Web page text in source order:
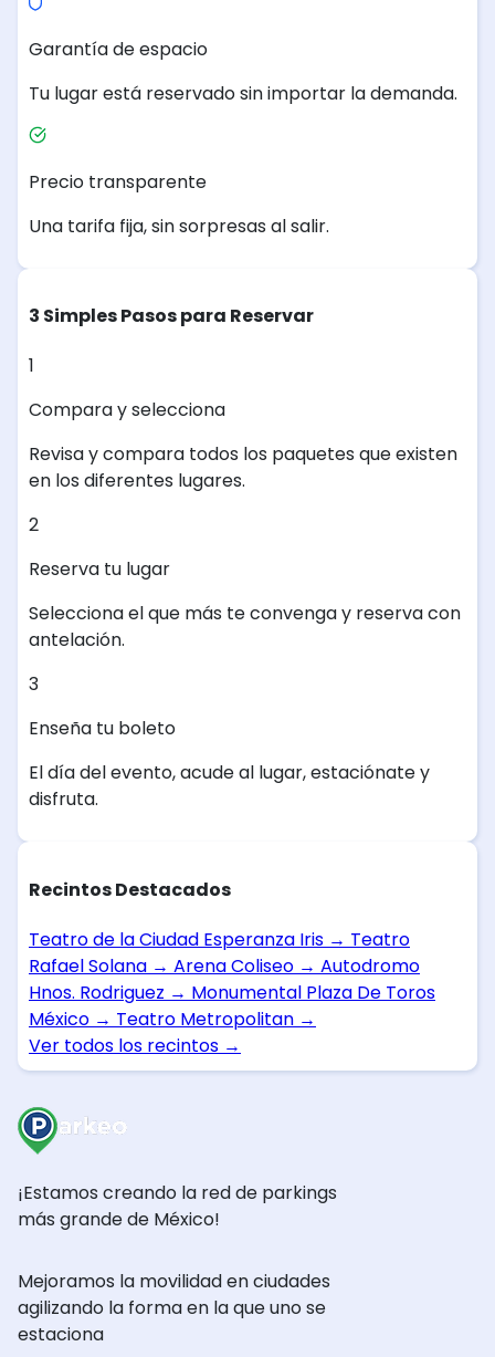
Garantía de espacio
Tu lugar está reservado sin importar la demanda.
Precio transparente
Una tarifa fija, sin sorpresas al salir.
3 Simples Pasos para Reservar
1
Compara y selecciona
Revisa y compara todos los paquetes que existen
en los diferentes lugares.
2
Reserva tu lugar
Selecciona el que más te convenga y reserva con
antelación.
3
Enseña tu boleto
El día del evento, acude al lugar, estaciónate y
disfruta.
Recintos Destacados
Teatro de la Ciudad Esperanza Iris → Teatro
Rafael Solana → Arena Coliseo → Autodromo
Hnos. Rodriguez → Monumental Plaza De Toros
México → Teatro Metropolitan →
Ver todos los recintos →
¡Estamos creando la red de parkings
más grande de México!
Mejoramos la movilidad en ciudades
agilizando la forma en la que uno se
estaciona